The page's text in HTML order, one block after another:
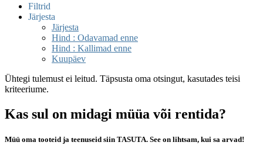
Filtrid
Järjesta
Järjesta
Hind : Odavamad enne
Hind : Kallimad enne
Kuupäev
Ühtegi tulemust ei leitud. Täpsusta oma otsingut, kasutades teisi
kriteeriume.
Kas sul on midagi müüa või rentida?
Müü oma tooteid ja teenuseid siin TASUTA. See on lihtsam, kui sa arvad!